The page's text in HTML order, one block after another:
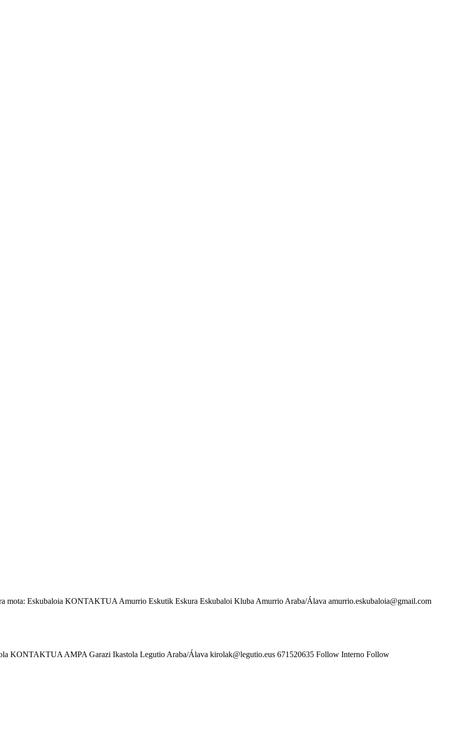
mota: Eskubaloia KONTAKTUA Amurrio Eskutik Eskura Eskubaloi Kluba Amurrio Araba/Álava amurrio.eskubaloia@gmail.com
KONTAKTUA AMPA Garazi Ikastola Legutio Araba/Álava kirolak@legutio.eus 671520635 Follow Interno Follow